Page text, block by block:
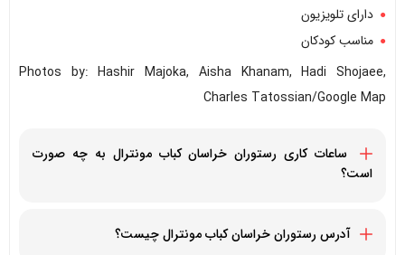
دارای تلویزیون
مناسب کودکان
Photos by: Hashir Majoka, Aisha Khanam, Hadi Shojaee,
Charles Tatossian/Google Map
ساعات کاری رستوران خراسان کباب مونترال به چه صورت
است؟
آدرس رستوران خراسان کباب مونترال چیست؟